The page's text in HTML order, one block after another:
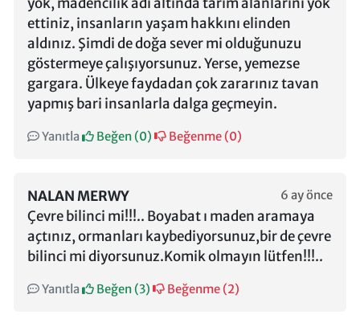
ettiniz, insanların yaşam hakkını elinden
aldınız. Şimdi de doğa sever mi olduğunuzu
göstermeye çalışıyorsunuz. Yerse, yemezse
gargara. Ülkeye faydadan çok zararınız tavan
yapmış bari insanlarla dalga geçmeyin.
Yanıtla Beğen (0) Beğenme (0)
NALAN MERWY 6 ay önce
Çevre bilinci mi!!!.. Boyabat ı maden aramaya
açtınız, ormanları kaybediyorsunuz,bir de çevre
bilinci mi diyorsunuz.Komik olmayın lütfen!!!..
Yanıtla Beğen (3) Beğenme (2)